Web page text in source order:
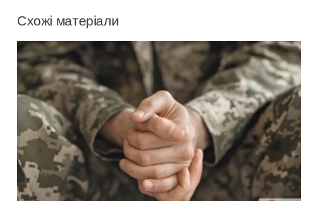
Схожі матеріали